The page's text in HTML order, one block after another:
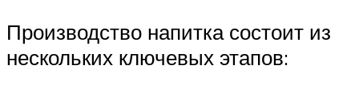
Производство напитка состоит из
нескольких ключевых этапов: